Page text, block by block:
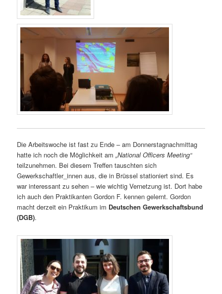
Die Arbeitswoche ist fast zu Ende – am Donnerstagnachmittag
hatte ich noch die Möglichkeit am„National Officers Meeting“
teilzunehmen. Bei diesem Treffen tauschten sich
Gewerkschaftler_innen aus, die in Brüssel stationiert sind. Es
war interessant zu sehen – wie wichtig Vernetzung ist. Dort habe
ich auch den Praktikanten Gordon F. kennen gelernt. Gordon
macht derzeit ein Praktikum im Deutschen Gewerkschaftsbund
(DGB).